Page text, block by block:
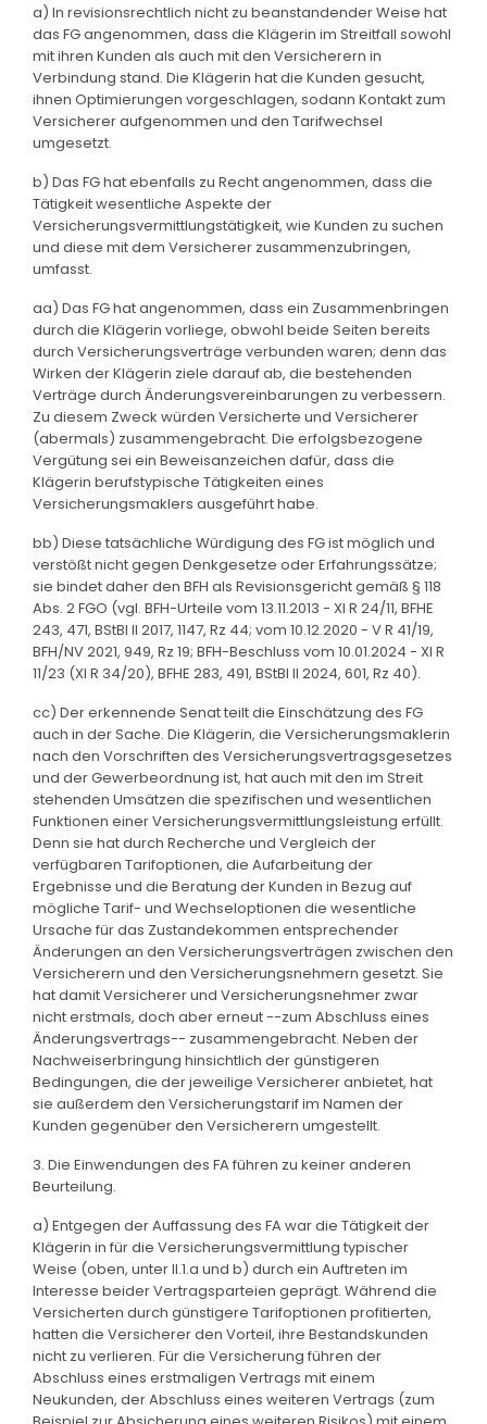
a) In revisionsrechtlich nicht zu beanstandender Weise hat
das FG angenommen, dass die Klägerin im Streitfall sowohl
mit ihren Kunden als auch mit den Versicherern in
Verbindung stand. Die Klägerin hat die Kunden gesucht,
ihnen Optimierungen vorgeschlagen, sodann Kontakt zum
Versicherer aufgenommen und den Tarifwechsel
umgesetzt.
b) Das FG hat ebenfalls zu Recht angenommen, dass die
Tätigkeit wesentliche Aspekte der
Versicherungsvermittlungstätigkeit, wie Kunden zu suchen
und diese mit dem Versicherer zusammenzubringen,
umfasst.
aa) Das FG hat angenommen, dass ein Zusammenbringen
durch die Klägerin vorliege, obwohl beide Seiten bereits
durch Versicherungsverträge verbunden waren; denn das
Wirken der Klägerin ziele darauf ab, die bestehenden
Verträge durch Änderungsvereinbarungen zu verbessern.
Zu diesem Zweck würden Versicherte und Versicherer
(abermals) zusammengebracht. Die erfolgsbezogene
Vergütung sei ein Beweisanzeichen dafür, dass die
Klägerin berufstypische Tätigkeiten eines
Versicherungsmaklers ausgeführt habe.
bb) Diese tatsächliche Würdigung des FG ist möglich und
verstößt nicht gegen Denkgesetze oder Erfahrungssätze;
sie bindet daher den BFH als Revisionsgericht gemäß § 118
Abs. 2 FGO (vgl. BFH-Urteile vom 13.11.2013 - XI R 24/11, BFHE
243, 471, BStBl II 2017, 1147, Rz 44; vom 10.12.2020 - V R 41/19,
BFH/NV 2021, 949, Rz 19; BFH-Beschluss vom 10.01.2024 - XI R
11/23 (XI R 34/20), BFHE 283, 491, BStBl II 2024, 601, Rz 40).
cc) Der erkennende Senat teilt die Einschätzung des FG
auch in der Sache. Die Klägerin, die Versicherungsmaklerin
nach den Vorschriften des Versicherungsvertragsgesetzes
und der Gewerbeordnung ist, hat auch mit den im Streit
stehenden Umsätzen die spezifischen und wesentlichen
Funktionen einer Versicherungsvermittlungsleistung erfüllt.
Denn sie hat durch Recherche und Vergleich der
verfügbaren Tarifoptionen, die Aufarbeitung der
Ergebnisse und die Beratung der Kunden in Bezug auf
mögliche Tarif- und Wechseloptionen die wesentliche
Ursache für das Zustandekommen entsprechender
Änderungen an den Versicherungsverträgen zwischen den
Versicherern und den Versicherungsnehmern gesetzt. Sie
hat damit Versicherer und Versicherungsnehmer zwar
nicht erstmals, doch aber erneut --zum Abschluss eines
Änderungsvertrags-- zusammengebracht. Neben der
Nachweiserbringung hinsichtlich der günstigeren
Bedingungen, die der jeweilige Versicherer anbietet, hat
sie außerdem den Versicherungstarif im Namen der
Kunden gegenüber den Versicherern umgestellt.
3. Die Einwendungen des FA führen zu keiner anderen
Beurteilung.
a) Entgegen der Auffassung des FA war die Tätigkeit der
Klägerin in für die Versicherungsvermittlung typischer
Weise (oben, unter II.1.a und b) durch ein Auftreten im
Interesse beider Vertragsparteien geprägt. Während die
Versicherten durch günstigere Tarifoptionen profitierten,
hatten die Versicherer den Vorteil, ihre Bestandskunden
nicht zu verlieren. Für die Versicherung führen der
Abschluss eines erstmaligen Vertrags mit einem
Neukunden, der Abschluss eines weiteren Vertrags (zum